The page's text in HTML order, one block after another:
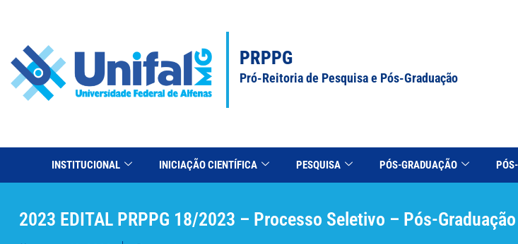
PRPPG
Pró-Reitoria de Pesquisa e Pós-Graduação
INSTITUCIONAL INICIAÇÃO CIENTÍFICA PESQUISA PÓS-GRADUAÇÃO
2023 EDITAL PRPPG 18/2023 – Processo Seletivo – Pós-